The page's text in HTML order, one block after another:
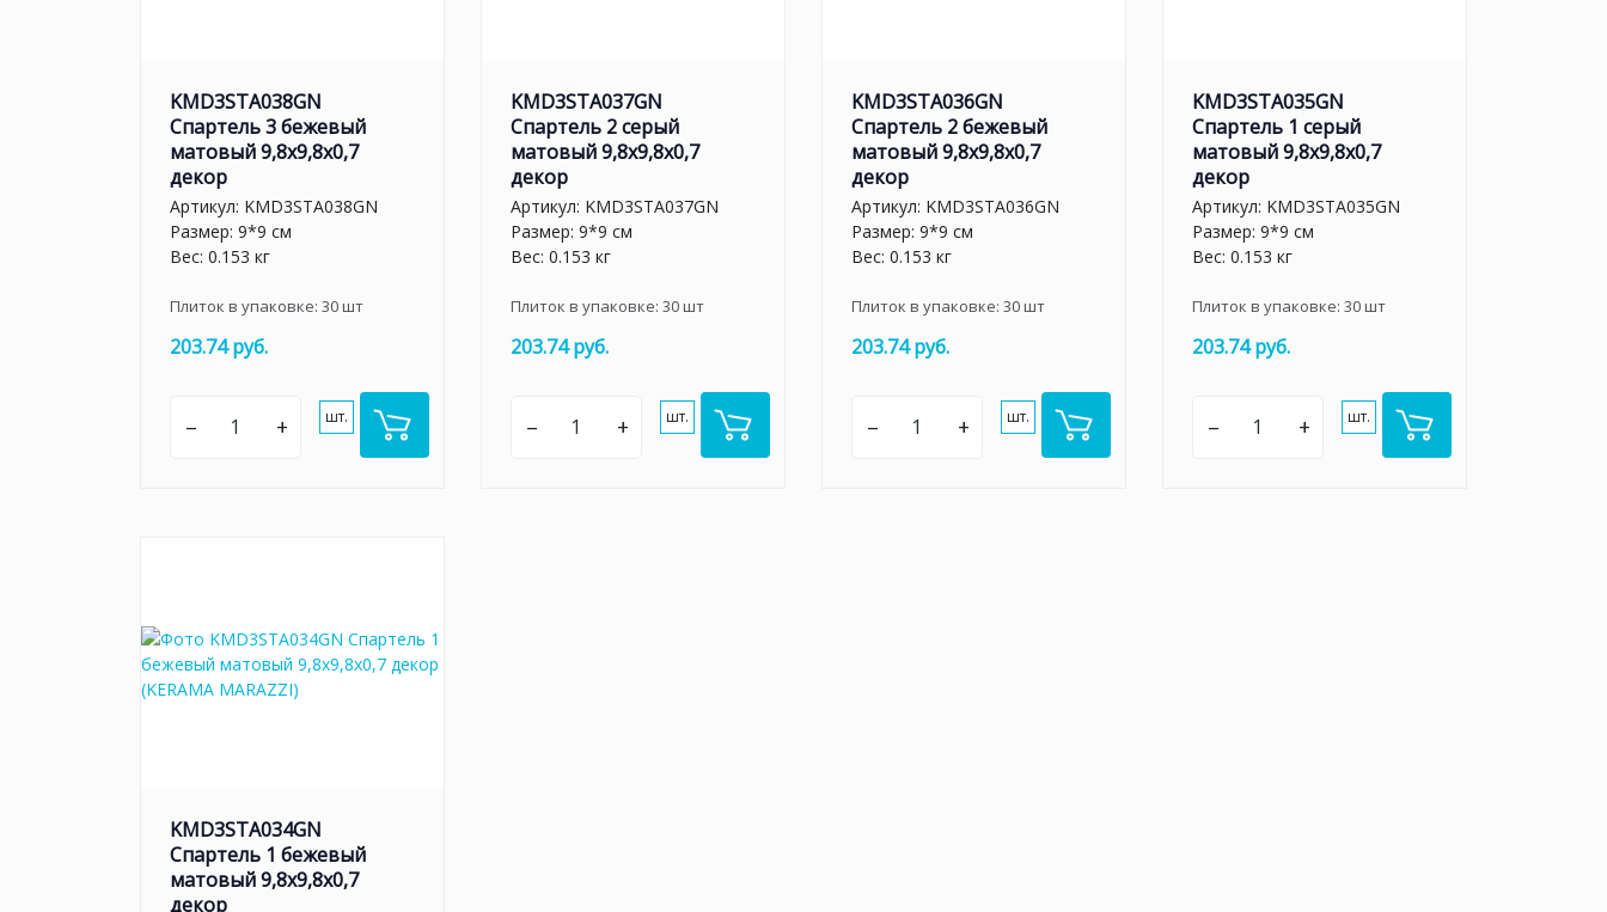
KMD3STA038GN
Спартель 3 бежевый
матовый 9,8x9,8x0,7
декор
Артикул: KMD3STA038GN
Размер: 9*9 см
Вес: 0.153 кг
Плиток в упаковке: 30шт
203.74 руб.
– + шт.
KMD3STA037GN
Спартель 2 серый
матовый 9,8x9,8x0,7
декор
Артикул: KMD3STA037GN
Размер: 9*9 см
Вес: 0.153 кг
Плиток в упаковке: 30шт
203.74 руб.
– + шт.
KMD3STA036GN
Спартель 2 бежевый
матовый 9,8x9,8x0,7
декор
Артикул: KMD3STA036GN
Размер: 9*9 см
Вес: 0.153 кг
Плиток в упаковке: 30шт
203.74 руб.
– + шт.
KMD3STA035GN
Спартель 1 серый
матовый 9,8x9,8x0,7
декор
Артикул: KMD3STA035GN
Размер: 9*9 см
Вес: 0.153 кг
Плиток в упаковке: 30шт
203.74 руб.
– + шт.
KMD3STA034GN
Спартель 1 бежевый
матовый 9,8x9,8x0,7
декор